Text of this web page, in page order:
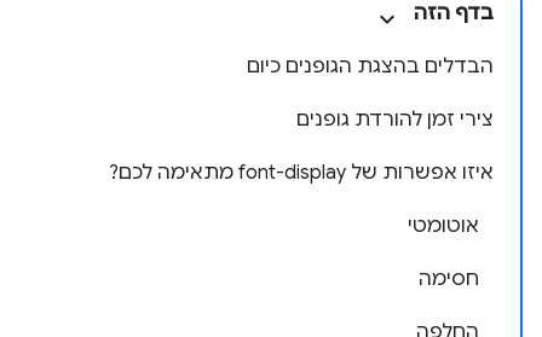
בדף הזה
הבדלים בהצגת הגופנים כיום
צירי זמן להורדת גופנים
איזו אפשרות של font-display מתאימה לכם?
אוטומטי
חסימה
החלפה